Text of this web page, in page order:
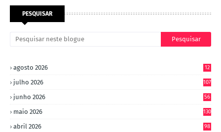
PESQUISAR
agosto 2026 12
julho 2026 107
junho 2026 56
maio 2026 130
abril 2026 98